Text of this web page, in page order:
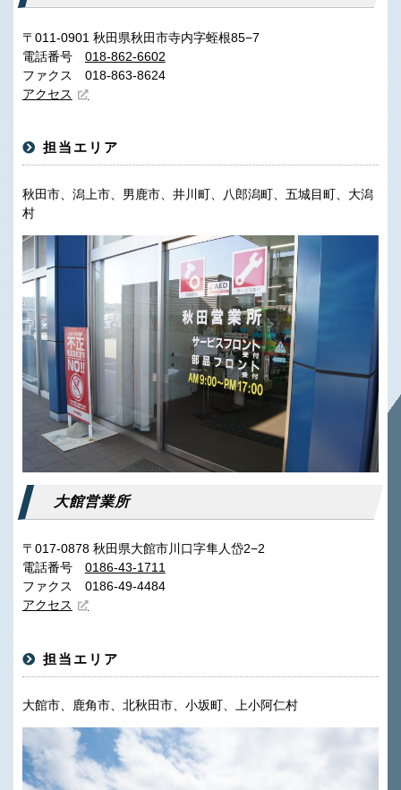
〒011-0901 秋田県秋田市寺内字蛭根85−7
電話番号 018-862-6602
ファクス 018-863-8624
アクセス
担当エリア
秋田市、潟上市、男鹿市、井川町、八郎潟町、五城目町、大潟
村
大館営業所
〒017-0878 秋田県大館市川口字隼人岱2−2
電話番号 0186-43-1711
ファクス 0186-49-4484
アクセス
担当エリア
大館市、鹿角市、北秋田市、小坂町、上小阿仁村